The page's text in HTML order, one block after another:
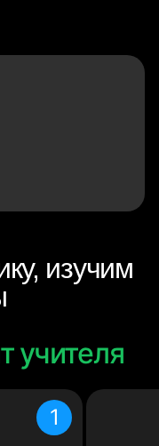
изучим
учителя
1